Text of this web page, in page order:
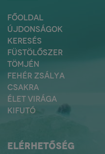
FŐOLDAL
ÚJDONSÁGOK
KERESÉS
FÜSTÖLŐSZER
TÖMJÉN
FEHÉR ZSÁLYA
CSAKRA
ÉLET VIRÁGA
KIFUTÓ
ELÉRHETŐSÉG